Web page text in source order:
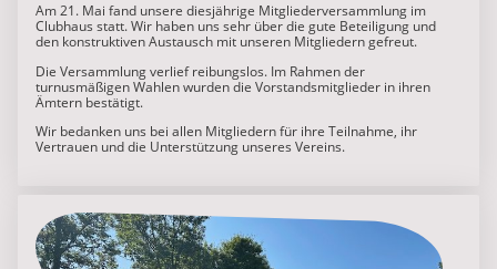
Am 21. Mai fand unsere diesjährige Mitgliederversammlung im
Clubhaus statt. Wir haben uns sehr über die gute Beteiligung und
den konstruktiven Austausch mit unseren Mitgliedern gefreut.
Die Versammlung verlief reibungslos. Im Rahmen der
turnusmäßigen Wahlen wurden die Vorstandsmitglieder in ihren
Ämtern bestätigt.
Wir bedanken uns bei allen Mitgliedern für ihre Teilnahme, ihr
Vertrauen und die Unterstützung unseres Vereins.